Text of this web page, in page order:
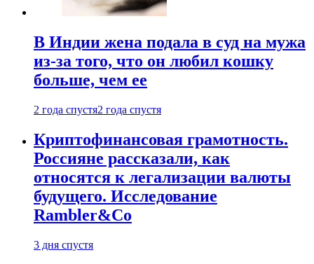
В Индии жена подала в суд на мужа
из-за того, что он любил кошку
больше, чем ее
2 года спустя2 года спустя
Криптофинансовая грамотность.
Россияне рассказали, как
относятся к легализации валюты
будущего. Исследование
Rambler&Co
3 дня спустя